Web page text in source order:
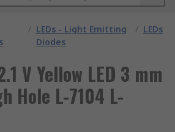
/ LEDs - Light Emitting
Diodes
/ LEDs
V Yellow LED 3 mm
Hole L-7104 L-